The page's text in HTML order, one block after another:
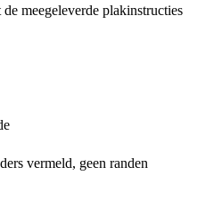
meegeleverde plakinstructies
vermeld, geen randen